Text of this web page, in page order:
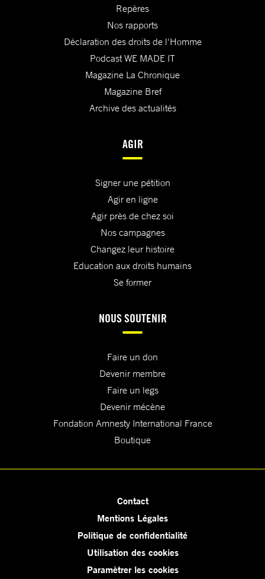
Repères
Nos rapports
Déclaration des droits de l'Homme
Podcast WE MADE IT
Magazine La Chronique
Magazine Bref
Archive des actualités
AGIR
Signer une pétition
Agir en ligne
Agir près de chez soi
Nos campagnes
Changez leur histoire
Education aux droits humains
Se former
NOUS SOUTENIR
Faire un don
Devenir membre
Faire un legs
Devenir mécène
Fondation Amnesty International France
Boutique
Contact
Mentions Légales
Politique de confidentialité
Utilisation des cookies
Paramètrer les cookies